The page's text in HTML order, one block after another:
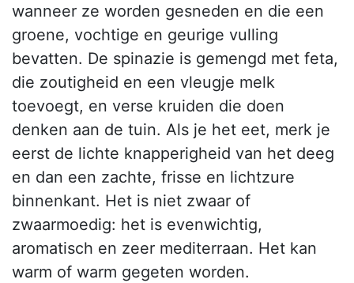
wanneer ze worden gesneden en die een
groene, vochtige en geurige vulling
bevatten. De spinazie is gemengd met feta,
die zoutigheid en een vleugje melk
toevoegt, en verse kruiden die doen
denken aan de tuin. Als je het eet, merk je
eerst de lichte knapperigheid van het deeg
en dan een zachte, frisse en lichtzure
binnenkant. Het is niet zwaar of
zwaarmoedig: het is evenwichtig,
aromatisch en zeer mediterraan. Het kan
warm of warm gegeten worden.